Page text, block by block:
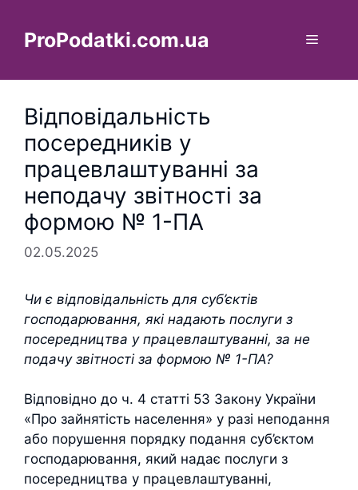
вмістуProPodatki.com.ua Меню
Відповідальність
посередників у
працевлаштуванні за
неподачу звітності за
формою № 1-ПА
02.05.2025
Чи є відповідальність для суб’єктів
господарювання, які надають послуги з
посередництва у працевлаштуванні, за не
подачу звітності за формою № 1-ПА?
Відповідно до ч. 4 статті 53 Закону України
«Про зайнятість населення» у разі неподання
або порушення порядку подання суб’єктом
господарювання, який надає послуги з
посередництва у працевлаштуванні,